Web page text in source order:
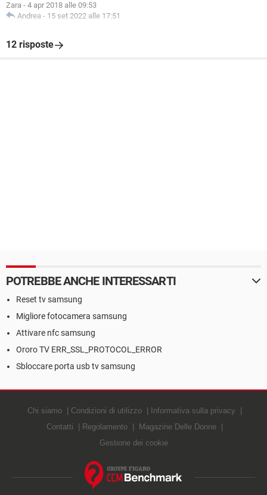
Zara - 4 apr 2018 alle 09:53
Andrea - 15 set 2022 alle 17:51
12 risposte
POTREBBE ANCHE INTERESSARTI
Reset tv samsung
Migliore fotocamera samsung
Attivare nfc samsung
Ororo TV ERR_SSL_PROTOCOL_ERROR
Sbloccare porta usb tv samsung
Chi siamo Condizioni di utilizzo
Informativa sulla privacy
Contatti
Regolamento
Magazine Delle Donne
Gestione dei cookie